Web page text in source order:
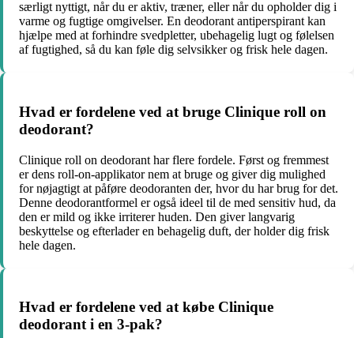
særligt nyttigt, når du er aktiv, træner, eller når du opholder dig i
varme og fugtige omgivelser. En deodorant antiperspirant kan
hjælpe med at forhindre svedpletter, ubehagelig lugt og følelsen
af fugtighed, så du kan føle dig selvsikker og frisk hele dagen.
Hvad er fordelene ved at bruge Clinique roll on
deodorant?
Clinique roll on deodorant har flere fordele. Først og fremmest
er dens roll-on-applikator nem at bruge og giver dig mulighed
for nøjagtigt at påføre deodoranten der, hvor du har brug for det.
Denne deodorantformel er også ideel til de med sensitiv hud, da
den er mild og ikke irriterer huden. Den giver langvarig
beskyttelse og efterlader en behagelig duft, der holder dig frisk
hele dagen.
Hvad er fordelene ved at købe Clinique
deodorant i en 3-pak?